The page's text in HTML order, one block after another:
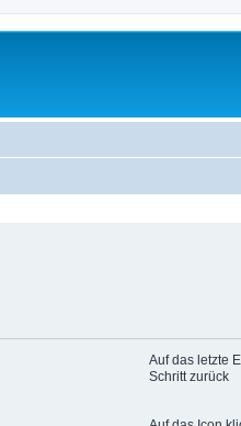
Auf das letzte
Schritt zurück